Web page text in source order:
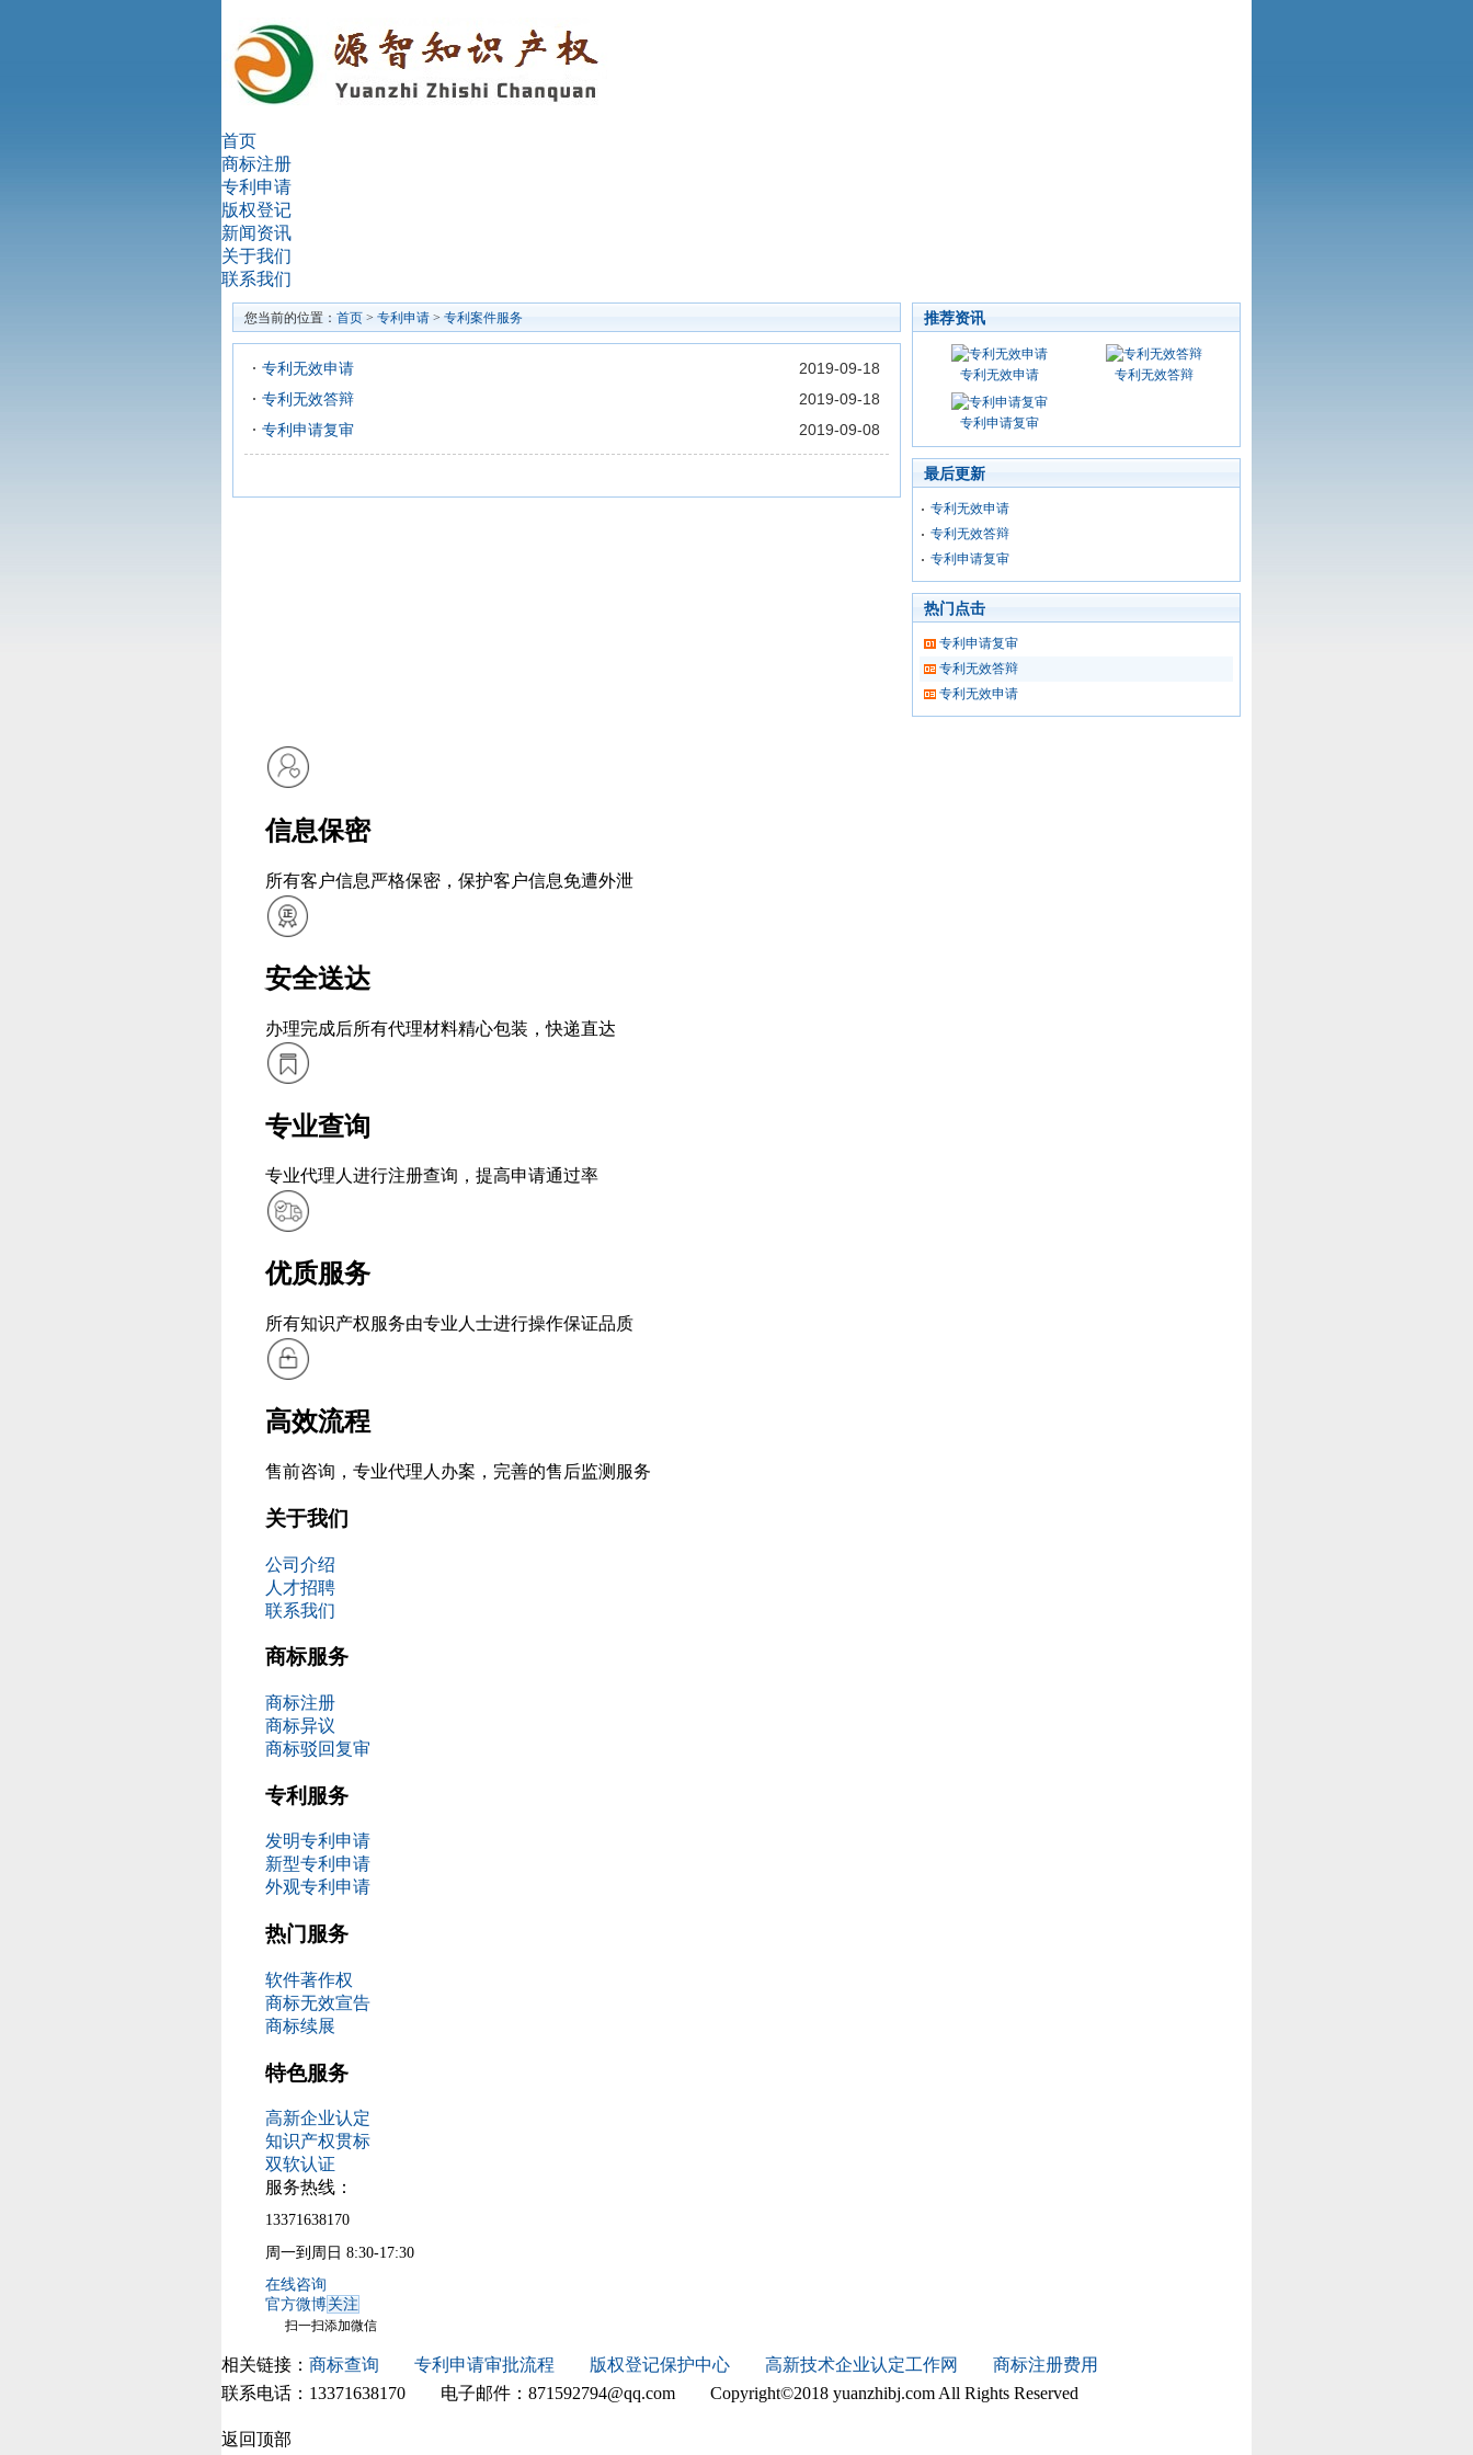
首页
商标注册
专利申请
版权登记
新闻资讯
关于我们
联系我们
您当前的位置： 首页 > 专利申请 > 专利案件服务
专利无效申请
2019-09-18
专利无效答辩
2019-09-18
专利申请复审
2019-09-08
推荐资讯
专利无效申请 专利无效答辩
专利申请复审
最后更新
专利无效申请
专利无效答辩
专利申请复审
热门点击
专利申请复审
专利无效答辩
专利无效申请
信息保密
所有客户信息严格保密，保护客户信息免遭外泄
安全送达
办理完成后所有代理材料精心包装，快递直达
专业查询
专业代理人进行注册查询，提高申请通过率
优质服务
所有知识产权服务由专业人士进行操作保证品质
高效流程
售前咨询，专业代理人办案，完善的售后监测服务
关于我们
公司介绍
人才招聘
联系我们
商标服务
商标注册
商标异议
商标驳回复审
专利服务
发明专利申请
新型专利申请
外观专利申请
热门服务
软件著作权
商标无效宣告
商标续展
特色服务
高新企业认定
知识产权贯标
双软认证
服务热线：
13371638170
周一到周日 8:30-17:30
在线咨询
官方微博关注
扫一扫添加微信
相关链接： 商标查询 专利申请审批流程 版权登记保护中心 高新技术企业认定工作网
商标注册费用
联系电话：13371638170 电子邮件：871592794@qq.com Copyright©2018 yuanzhibj.com All Rights Reserved
返回顶部